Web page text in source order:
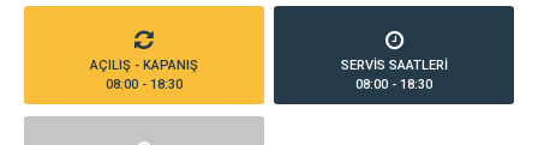
AÇILIŞ - KAPANIŞ
08:00 - 18:30
SERVİS SAATLERİ
08:00 - 18:30